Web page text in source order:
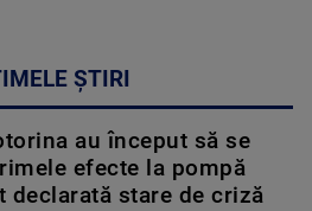
ȘTIRI
au început să se
efecte la pompă
declarată stare de criză